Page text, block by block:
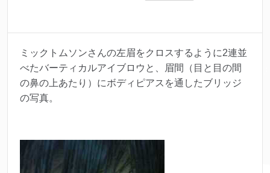
ミックトムソンさんの左眉をクロスするように2連並
べたバーティカルアイブロウと、眉間（目と目の間
の鼻の上あたり）にボディピアスを通したブリッジ
の写真。